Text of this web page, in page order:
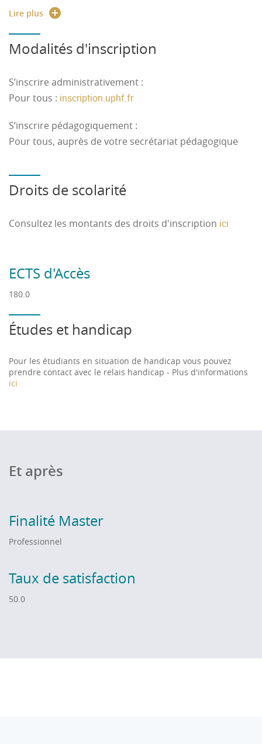
formation.continue
Pour les étudiants internationaux hors UE :
pastel.diplomatie.gouv.fr
Lire plus
Modalités d'inscription
S’inscrire administrativement :
Pour tous : inscription.uphf.fr
S’inscrire pédagogiquement :
Pour tous, auprès de votre secrétariat pédagogique
Droits de scolarité
Consultez les montants des droits d'inscription ici
ECTS d'Accès
180.0
Études et handicap
Pour les étudiants en situation de handicap vous pouvez
prendre contact avec le relais handicap - Plus d'informations
ici
Et après
Finalité Master
Professionnel
Taux de satisfaction
50.0